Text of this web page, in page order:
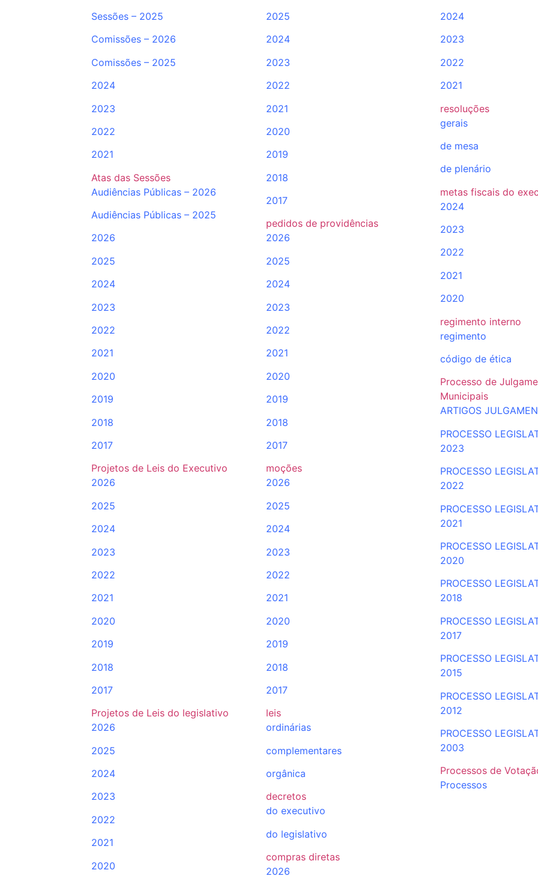
Sessões – 2025
Comissões – 2026
Comissões – 2025
2024
2023
2022
2021
Atas das Sessões
Audiências Públicas – 2026
Audiências Públicas – 2025
2026
2025
2024
2023
2022
2021
2020
2019
2018
2017
Projetos de Leis do Executivo
2026
2025
2024
2023
2022
2021
2020
2019
2018
2017
Projetos de Leis do legislativo
2026
2025
2024
2023
2022
2021
2020
2025
2024
2023
2022
2021
2020
2019
2018
2017
pedidos de providências
2026
2025
2024
2023
2022
2021
2020
2019
2018
2017
moções
2026
2025
2024
2023
2022
2021
2020
2019
2018
2017
leis
ordinárias
complementares
orgânica
decretos
do executivo
do legislativo
compras diretas
2026
2024
2023
2022
2021
resoluções
gerais
de mesa
de plenário
metas fiscais do
2024
2023
2022
2021
2020
regimento interno
regimento
código de ética
Processo de
Municipais
ARTIGOS
PROCESSO
2023
PROCESSO
2022
PROCESSO
2021
PROCESSO
2020
PROCESSO
2018
PROCESSO
2017
PROCESSO
2015
PROCESSO
2012
PROCESSO
2003
Processos de
Processos